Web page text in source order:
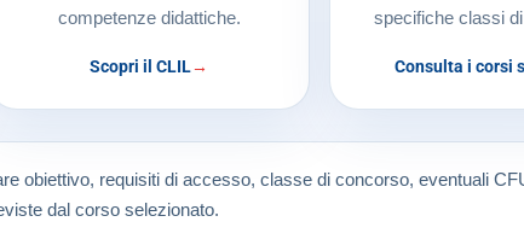
competenze didattiche.
Scopri il CLIL
specifiche classi
Consulta i corsi
obiettivo, requisiti di accesso, classe di concorso, eventuali
dal corso selezionato.